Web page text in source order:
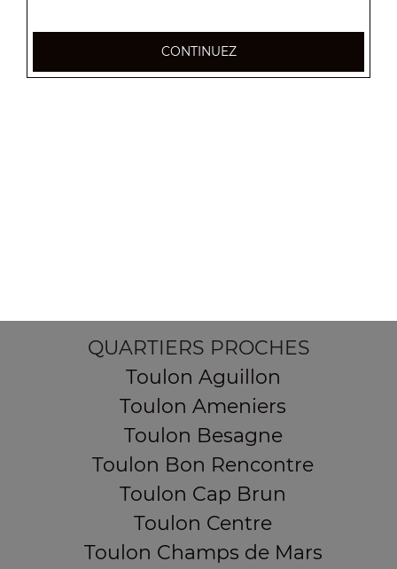
QUARTIERS PROCHES
Toulon Aguillon
Toulon Ameniers
Toulon Besagne
Toulon Bon Rencontre
Toulon Cap Brun
Toulon Centre
Toulon Champs de Mars
CONTINUEZ